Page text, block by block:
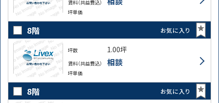
賃料（共益費込）
坪単価
8階 お気に入り
坪数 1.00坪
賃料（共益費込） 相談
坪単価
8階 お気に入り